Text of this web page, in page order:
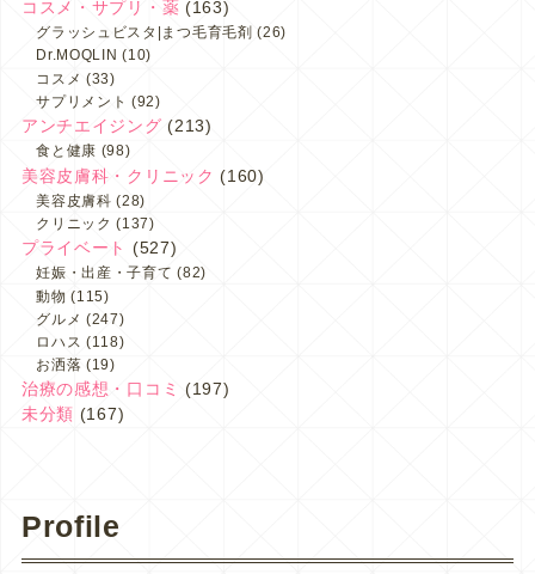
コスメ・サプリ・薬 (163)
グラッシュビスタ|まつ毛育毛剤 (26)
Dr.MOQLIN (10)
コスメ (33)
サプリメント (92)
アンチエイジング (213)
食と健康 (98)
美容皮膚科・クリニック (160)
美容皮膚科 (28)
クリニック (137)
プライベート (527)
妊娠・出産・子育て (82)
動物 (115)
グルメ (247)
ロハス (118)
お洒落 (19)
治療の感想・口コミ (197)
未分類 (167)
Profile